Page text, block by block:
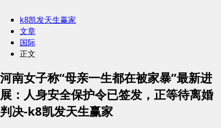
k8凯发天生赢家
文章
国际
正文
河南女子称“母亲一生都在被家暴”最新进
展：人身安全保护令已签发，正等待离婚
判决-k8凯发天生赢家